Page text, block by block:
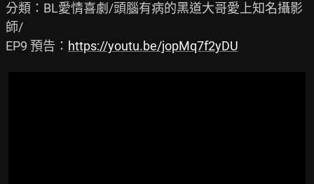
分類：BL愛情喜劇/頭腦有病的黑道大哥愛上知名攝影
師/
EP9 預告： https://youtu.be/jopMq7f2yDU